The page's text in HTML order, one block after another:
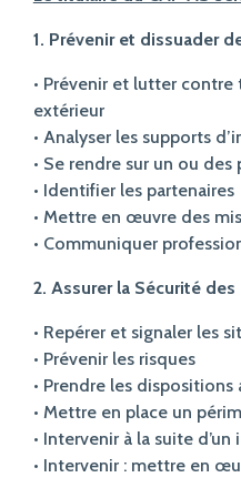
1. Prévenir et dissuader
• Prévenir et lutter
extérieur
• Analyser les supports
• Se rendre sur un ou
• Identifier les partenaires
• Mettre en œuvre des
• Communiquer
2. Assurer la Sécurité
• Repérer et signaler les
• Prévenir les risques
• Prendre les
• Mettre en place un
• Intervenir à la suite
• Intervenir : mettre en